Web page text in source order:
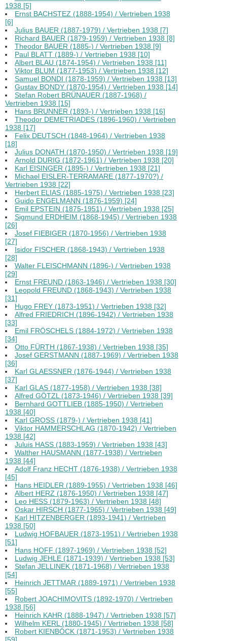
1938 [5]
Ernst BACHSTEZ (1888-1954) / Vertrieben 1938
[6]
Julius BAUER (1887-1979) / Vertrieben 1938 [7]
Richard BAUER (1879-1959) / Vertrieben 1938 [8]
Theodor BAUER (1885-) / Vertrieben 1938 [9]
Paul BLATT (1889-) / Vertrieben 1938 [10]
Albert BLAU (1874-1954) / Vertrieben 1938 [11]
Viktor BLUM (1877-1953) / Vertrieben 1938 [12]
Samuel BONDI (1878-1959) / Vertrieben 1938 [13]
Gustav BONDY (1870-1954) / Vertrieben 1938 [14]
Stefan Robert BRÜNAUER (1887-1968) /
Vertrieben 1938 [15]
Hans BRUNNER (1893-) / Vertrieben 1938 [16]
Theodor DEMETRIADES (1896-1960) / Vertrieben
1938 [17]
Felix DEUTSCH (1848-1964) / Vertrieben 1938
[18]
Julius DONATH (1870-1950) / Vertrieben 1938 [19]
Arnold DURIG (1872-1961) / Vertrieben 1938 [20]
Karl EISINGER (1895-) / Vertrieben 1938 [21]
Michael EISLER-TERRAMARE (1877-1970?) /
Vertrieben 1938 [22]
Herbert ELIAS (1885-1975) / Vertrieben 1938 [23]
Guido ENGELMANN (1876-1959) [24]
Emil EPSTEIN (1875-1951) / Vertrieben 1938 [25]
Sigmund ERDHEIM (1868-1945) / Vertrieben 1938
[26]
Josef FIEBIGER (1870-1956) / Vertrieben 1938
[27]
Isidor FISCHER (1868-1943) / Vertrieben 1938
[28]
Walter FLEISCHMANN (1896-) / Vertrieben 1938
[29]
Ernst FREUND (1863-1946) / Vertrieben 1938 [30]
Leopold FREUND (1868-1943) / Vertrieben 1938
[31]
Hugo FREY (1873-1951) / Vertrieben 1938 [32]
Alfred FRIEDRICH (1896-1942) / Vertrieben 1938
[33]
Emil FRÖSCHELS (1884-1972) / Vertrieben 1938
[34]
Otto FÜRTH (1867-1938) / Vertrieben 1938 [35]
Josef GERSTMANN (1887-1969) / Vertrieben 1938
[36]
Karl GLAESSNER (1876-1944) / Vertrieben 1938
[37]
Karl GLAS (1877-1958) / Vertrieben 1938 [38]
Alfred GÖTZL (1873-1946) / Vertrieben 1938 [39]
Bernhard GOTTLIEB (1885-1950) / Vertrieben
1938 [40]
Karl GROSS (1879-) / Vertrieben 1938 [41]
Viktor HAMMERSCHLAG (1870-1942) / Vertrieben
1938 [42]
Juluis HASS (1883-1959) / Vertrieben 1938 [43]
Walther HAUSMANN (1877-1938) / Vertrieben
1938 [44]
Adolf Franz HECHT (1876-1938) / Vertrieben 1938
[45]
Hans HEIDLER (1889-1955) / Vertrieben 1938 [46]
Albert HERZ (1876-1950) / Vertrieben 1938 [47]
Leo HESS (1879-1963) / Vertrieben 1938 [48]
Oskar HIRSCH (1877-1965) / Vertrieben 1938 [49]
Karl HITZENBERGER (1893-1941) / Vertrieben
1938 [50]
Ludwig HOFBAUER (1873-1951) / Vertrieben 1938
[51]
Hans HOFF (1897-1969) / Vertrieben 1938 [52]
Ludwig JEHLE (1871-1939) / Vertrieben 1938 [53]
Stefan JELLINEK (1871-1968) / Vertrieben 1938
[54]
Heinrich JETTMAR (1889-1971) / Vertrieben 1938
[55]
Robert JOACHIMOVITS (1892-1970) / Vertrieben
1938 [56]
Heinrich KAHR (1888-1947) / Vertrieben 1938 [57]
Wilhelm KERL (1880-1945) / Vertrieben 1938 [58]
Robert KIENBÖCK (1871-1953) / Vertrieben 1938